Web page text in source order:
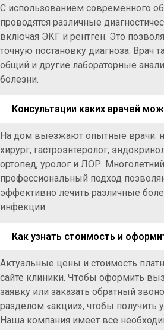
С использованием современного
проводятся различные
включая ЭКГ и рентген. Это
точную постановку диагноза. Врач
общий и другие лабораторные
болезни.
Консультации каких врачей
На дом выезжают опытные врачи:
хирург, гастроэнтеролог,
ортопед, уролог и ЛОР.
профессиональный подход
эффективно лечить различные
инфекции.
Как узнать стоимость и
Актуальные цены и стоимость
сайте клиники. Чтобы оформить
заявку или заказать обратный
разделом «акции», чтобы получить
Наша компания имеет все